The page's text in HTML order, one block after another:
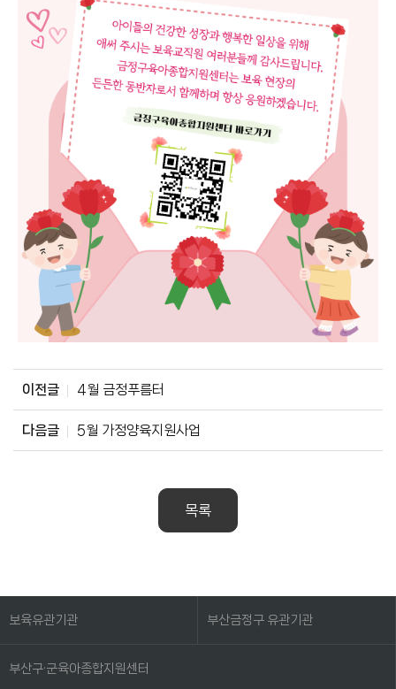
이전글 4월 금정푸름터
다음글 5월 가정양육지원사업
목록
보육유관기관 부산금정구 유관기관
부산구·군육아종합지원센터